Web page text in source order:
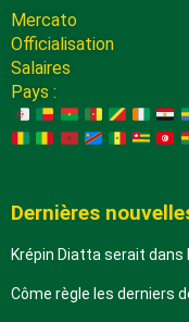
Mercato
Officialisation
Salaires
Pays :
Dernières
Krépin Diatta serait dans
Côme règle les derniers